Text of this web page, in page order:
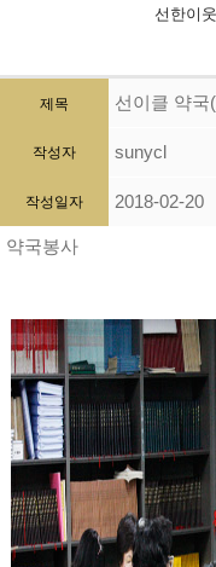
선한이
제목 선이클 약국
작성자 sunycl
작성일자 2018-02-20
약국봉사